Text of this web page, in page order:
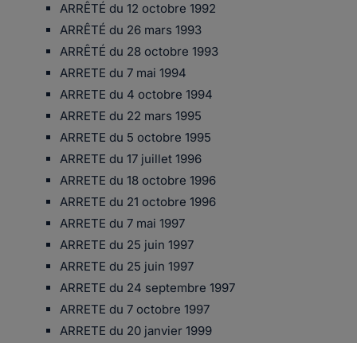
ARRÊTÉ du 12 octobre 1992
ARRÊTÉ du 26 mars 1993
ARRÊTÉ du 28 octobre 1993
ARRETE du 7 mai 1994
ARRETE du 4 octobre 1994
ARRETE du 22 mars 1995
ARRETE du 5 octobre 1995
ARRETE du 17 juillet 1996
ARRETE du 18 octobre 1996
ARRETE du 21 octobre 1996
ARRETE du 7 mai 1997
ARRETE du 25 juin 1997
ARRETE du 25 juin 1997
ARRETE du 24 septembre 1997
ARRETE du 7 octobre 1997
ARRETE du 20 janvier 1999